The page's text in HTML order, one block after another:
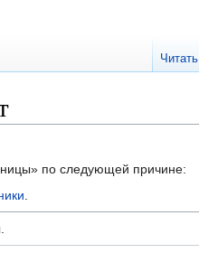
по следующей причине:
Читать